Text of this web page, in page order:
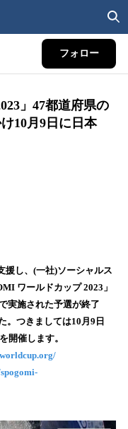
フォロー
」47都道府県の
10月9日に日本
援し、(一社)ソーシャルス
ワールドカップ 2023」
実施された予選が終了
。つきましては10月9日
開催します。